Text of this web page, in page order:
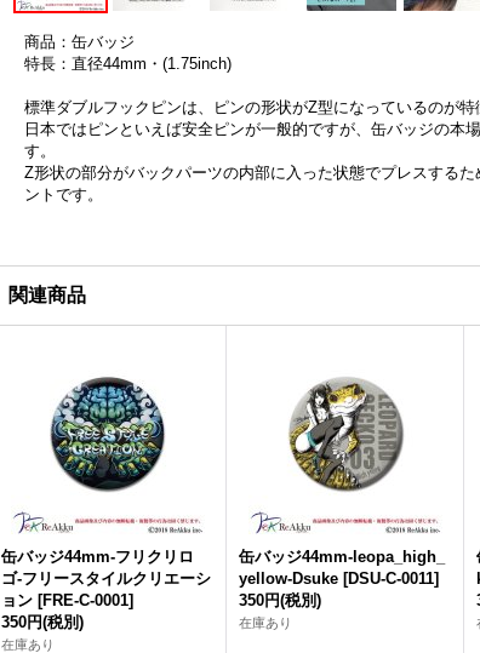
商品：缶バッジ
特長：直径44mm・(1.75inch)
標準ダブルフックピンは、ピンの形状がZ型になっているのが特
日本ではピンといえば安全ピンが一般的ですが、缶バッジの本
す。
Z形状の部分がバックパーツの内部に入った状態でプレスする
ントです。
関連商品
缶バッジ44mm-フリクリロ
ゴ-フリースタイルクリエーシ
ョン [FRE-C-0001]
350円(税別)
在庫あり
缶バッジ44mm-leopa_high_
yellow-Dsuke [DSU-C-0011]
350円(税別)
在庫あり